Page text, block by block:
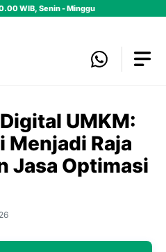
WIB, Senin - Minggu
UMKM:
Menjadi Raja
Jasa Optimasi